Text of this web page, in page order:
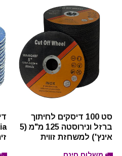
סט 100 דיסקים לחיתוך
ברזל ונירוסטה 125 מ"מ (5
אינץ') למשחזת זווית